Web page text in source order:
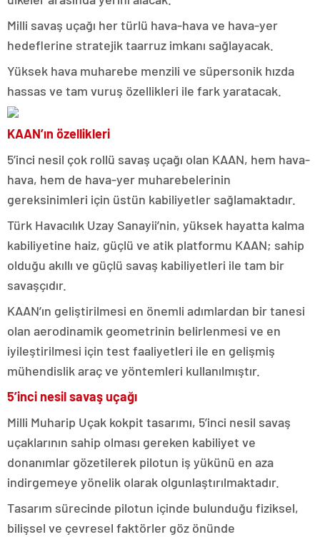
Milli savaş uçağı her türlü hava-hava ve hava-yer
hedeflerine stratejik taarruz imkanı sağlayacak.
Yüksek hava muharebe menzili ve süpersonik hızda
hassas ve tam vuruş özellikleri ile fark yaratacak.
KAAN’ın özellikleri
5’inci nesil çok rollü savaş uçağı olan KAAN, hem hava-
hava, hem de hava-yer muharebelerinin
gereksinimleri için üstün kabiliyetler sağlamaktadır.
Türk Havacılık Uzay Sanayii’nin, yüksek hayatta kalma
kabiliyetine haiz, güçlü ve atik platformu KAAN; sahip
olduğu akıllı ve güçlü savaş kabiliyetleri ile tam bir
savaşçıdır.
KAAN’ın geliştirilmesi en önemli adımlardan bir tanesi
olan aerodinamik geometrinin belirlenmesi ve en
iyileştirilmesi için test faaliyetleri ile en gelişmiş
mühendislik araç ve yöntemleri kullanılmıştır.
5’inci nesil savaş uçağı
Milli Muharip Uçak kokpit tasarımı, 5’inci nesil savaş
uçaklarının sahip olması gereken kabiliyet ve
donanımlar gözetilerek pilotun iş yükünü en aza
indirgemeye yönelik olarak olgunlaştırılmaktadır.
Tasarım sürecinde pilotun içinde bulunduğu fiziksel,
bilişsel ve çevresel faktörler göz önünde